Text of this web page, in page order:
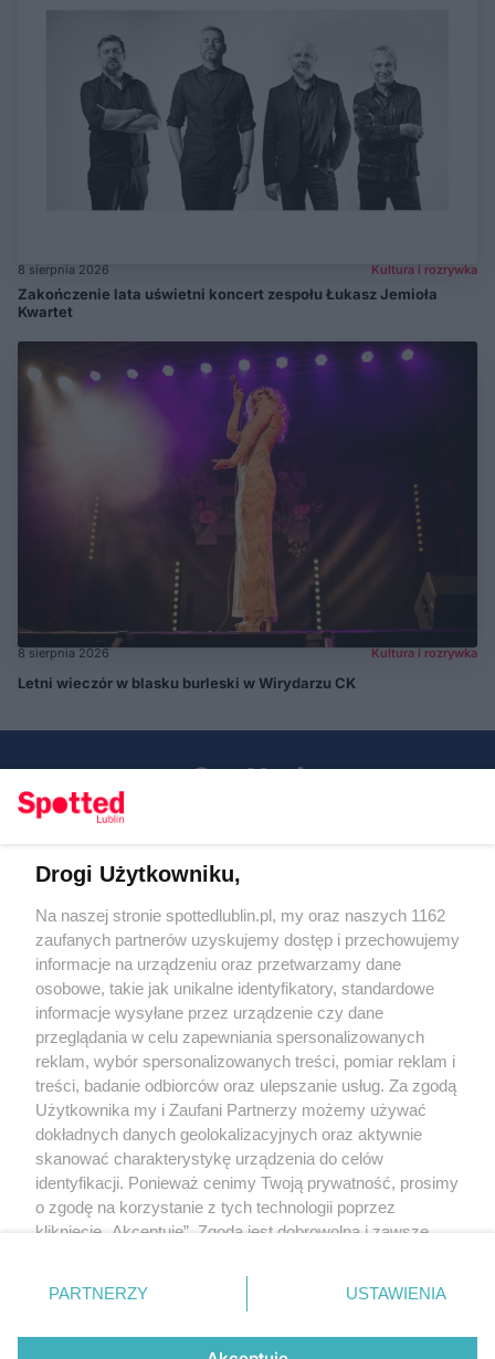
8 sierpnia 2026 Kultura i rozrywka
Zakończenie lata uświetni koncert zespołu Łukasz Jemioła
Kwartet
8 sierpnia 2026 Kultura i rozrywka
Letni wieczór w blasku burleski w Wirydarzu CK
KATEGORIE
OGŁOSZENIA
WYDARZENIA
NA SKRÓTY
Regulamin
Polityka prywatności
RODO
Warunki korzystania z treści
Drogi Użytkowniku,
Na naszej stronie spottedlublin.pl, my oraz naszych 1162
zaufanych partnerów uzyskujemy dostęp i przechowujemy
informacje na urządzeniu oraz przetwarzamy dane
osobowe, takie jak unikalne identyfikatory, standardowe
informacje wysyłane przez urządzenie czy dane
przeglądania w celu zapewniania spersonalizowanych
reklam, wybór spersonalizowanych treści, pomiar reklam i
treści, badanie odbiorców oraz ulepszanie usług. Za zgodą
Użytkownika my i Zaufani Partnerzy możemy używać
dokładnych danych geolokalizacyjnych oraz aktywnie
skanować charakterystykę urządzenia do celów
identyfikacji. Ponieważ cenimy Twoją prywatność, prosimy
o zgodę na korzystanie z tych technologii poprzez
kliknięcie „Akceptuję”. Zgoda jest dobrowolna i zawsze
prywatności znajdujący się w lewym dolnym rogu strony
. Niektóre rodzaje przetwarzania danych nie wymagają
zgody użytkownika, ale masz prawo sprzeciwić się
PARTNERZY USTAWIENIA